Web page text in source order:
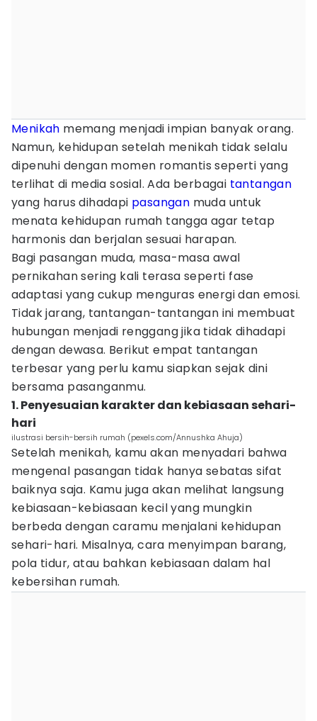
Menikah memang menjadi impian banyak orang.
Namun, kehidupan setelah menikah tidak selalu
dipenuhi dengan momen romantis seperti yang
terlihat di media sosial. Ada berbagai tantangan
yang harus dihadapi pasangan muda untuk
menata kehidupan rumah tangga agar tetap
harmonis dan berjalan sesuai harapan.
Bagi pasangan muda, masa-masa awal
pernikahan sering kali terasa seperti fase
adaptasi yang cukup menguras energi dan emosi.
Tidak jarang, tantangan-tantangan ini membuat
hubungan menjadi renggang jika tidak dihadapi
dengan dewasa. Berikut empat tantangan
terbesar yang perlu kamu siapkan sejak dini
bersama pasanganmu.
1. Penyesuaian karakter dan kebiasaan sehari-
hari
ilustrasi bersih-bersih rumah (pexels.com/Annushka Ahuja)
Setelah menikah, kamu akan menyadari bahwa
mengenal pasangan tidak hanya sebatas sifat
baiknya saja. Kamu juga akan melihat langsung
kebiasaan-kebiasaan kecil yang mungkin
berbeda dengan caramu menjalani kehidupan
sehari-hari. Misalnya, cara menyimpan barang,
pola tidur, atau bahkan kebiasaan dalam hal
kebersihan rumah.